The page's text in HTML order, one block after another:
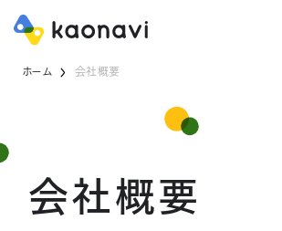
ホーム 会社概要
会社概要